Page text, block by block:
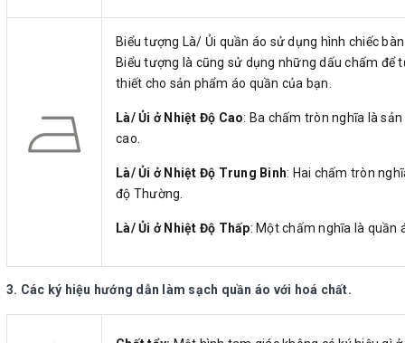
Biểu tượng Là/ Ủi quần áo sử dụng hình chiếc
Biểu tượng là cũng sử dụng những dấu chấm
thiết cho sản phẩm áo quần của bạn.
Là/ Ủi ở Nhiệt Độ Cao: Ba chấm tròn nghĩa là
cao.
Là/ Ủi ở Nhiệt Độ Trung Binh: Hai chấm tròn
độ Thường.
Là/ Ủi ở Nhiệt Độ Thấp: Một chấm nghĩa là quần
3. Các ký hiệu hướng dẫn làm sạch quần áo với hoá chất.